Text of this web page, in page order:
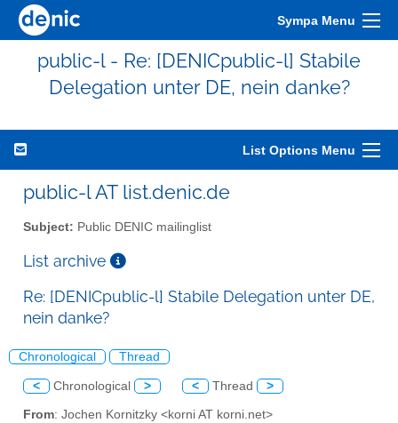
Sympa Menu
public-l - Re: [DENICpublic-l] Stabile
Delegation unter DE, nein danke?
List Options Menu
public-l AT list.denic.de
Subject: Public DENIC mailinglist
List archive
Re: [DENICpublic-l] Stabile Delegation unter DE,
nein danke?
Chronological Thread
< Chronological > < Thread >
From: Jochen Kornitzky <korni AT korni.net>